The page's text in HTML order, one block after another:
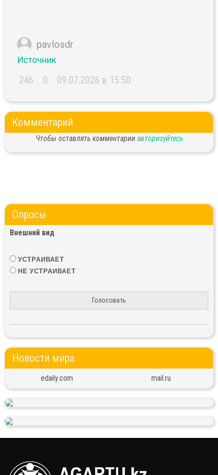
pavlosdr
Источник
246 0 09.07.2026 в 15:50
Комментарий
Чтобы оставлять комментарии авторизуйтесь
Опросы
Внешний вид
УСТРАИВАЕТ
НЕ УСТРАИВАЕТ
Голосовать
Новости мира
edaily.com mail.ru